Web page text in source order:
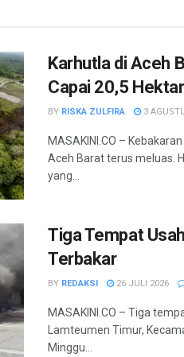
Karhutla di Aceh
Capai 20,5
BY RISKA ZULFIRA 3
MASAKINI.CO –
Aceh Barat terus meluas.
yang...
Tiga Tempat
Terbakar
BY REDAKSI 26 JULI 2026
MASAKINI.CO – Tiga
Lamteumen Timur,
Minggu...